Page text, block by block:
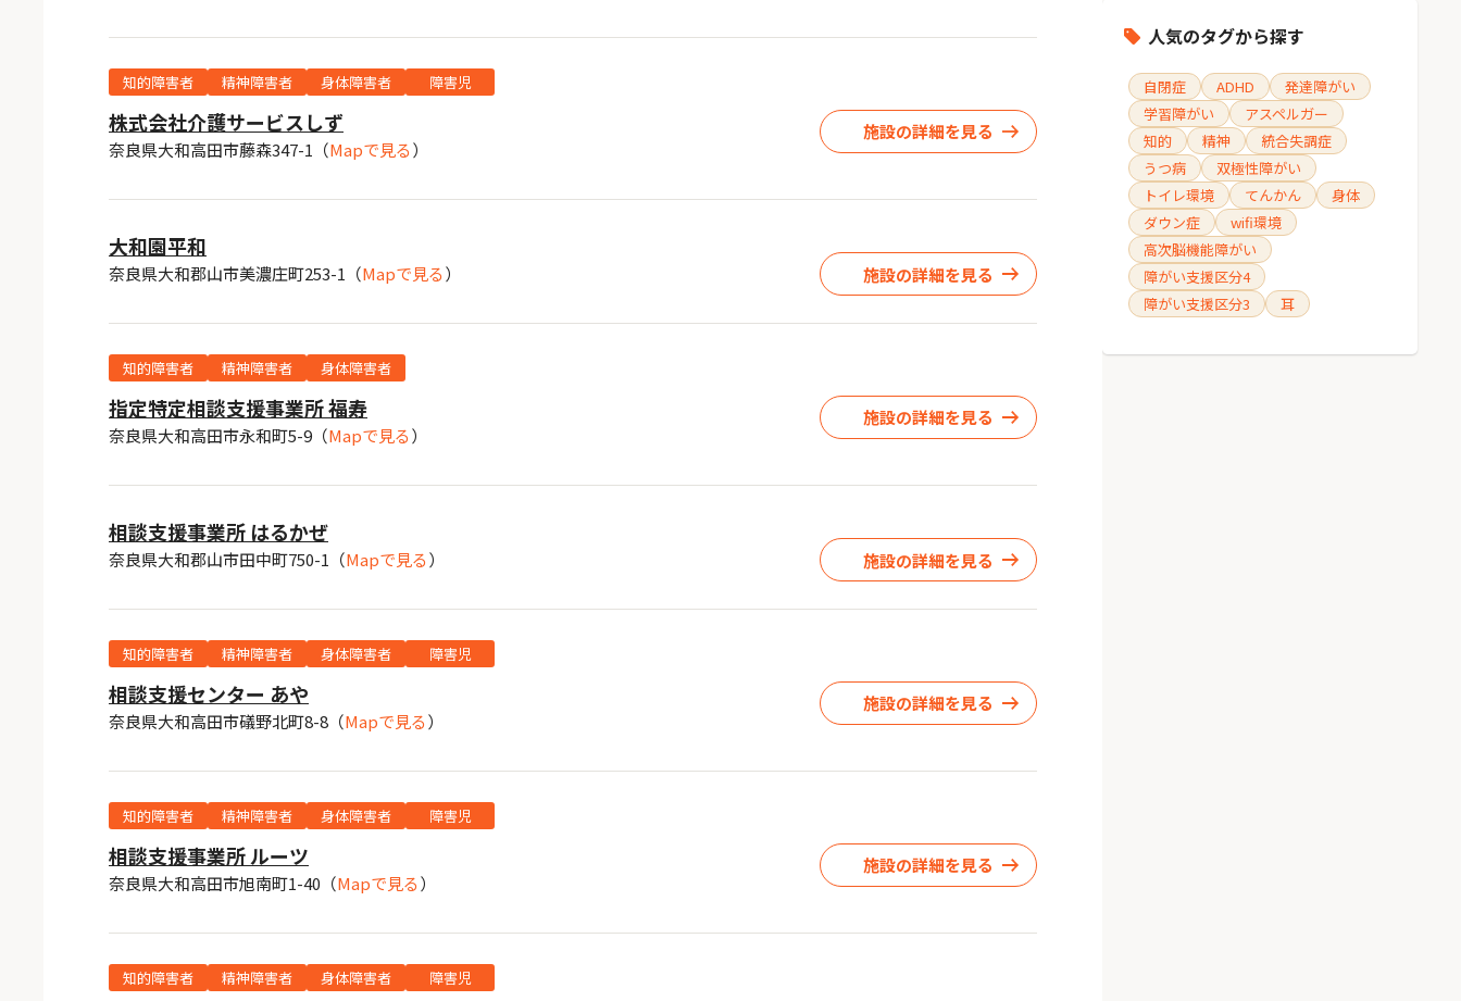
知的障害者 精神障害者 身体障害者 障害児
株式会社介護サービスしず
奈良県大和高田市藤森347-1 （Mapで見る）
施設の詳細を見る
大和園平和
奈良県大和郡山市美濃庄町253-1 （Mapで見る） 施設の詳細を見る
知的障害者 精神障害者 身体障害者
指定特定相談支援事業所 福寿
奈良県大和高田市永和町5-9 （Mapで見る）
施設の詳細を見る
相談支援事業所 はるかぜ
奈良県大和郡山市田中町750-1 （Mapで見る） 施設の詳細を見る
知的障害者 精神障害者 身体障害者 障害児
相談支援センター あや
奈良県大和高田市礒野北町8-8 （Mapで見る）
施設の詳細を見る
知的障害者 精神障害者 身体障害者 障害児
相談支援事業所 ルーツ
奈良県大和高田市旭南町1-40 （Mapで見る）
施設の詳細を見る
知的障害者 精神障害者 身体障害者 障害児
人気のタグから探す
自閉症 ADHD
発達障がい
学習障がい
アスペルガー
知的
精神
統合失調症
うつ病
双極性障がい
トイレ環境
てんかん
身体
ダウン症
wifi環境
高次脳機能障がい
障がい支援区分4
障がい支援区分3
耳